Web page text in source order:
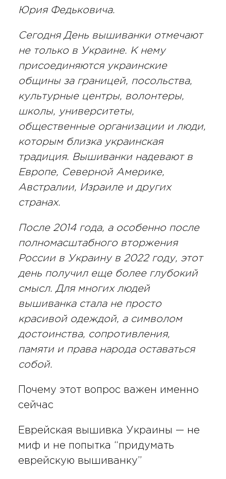
Юрия Федьковича.
Сегодня День вышиванки отмечают
не только в Украине. К нему
присоединяются украинские
общины за границей, посольства,
культурные центры, волонтеры,
школы, университеты,
общественные организации и люди,
которым близка украинская
традиция. Вышиванки надевают в
Европе, Северной Америке,
Австралии, Израиле и других
странах.
После 2014 года, а особенно после
полномасштабного вторжения
России в Украину в 2022 году, этот
день получил еще более глубокий
смысл. Для многих людей
вышиванка стала не просто
красивой одеждой, а символом
достоинства, сопротивления,
памяти и права народа оставаться
собой.
Почему этот вопрос важен именно
сейчас
Еврейская вышивка Украины — не
миф и не попытка “придумать
еврейскую вышиванку”